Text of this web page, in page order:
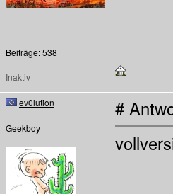
Beiträge: 538
Inaktiv
ev0lution
Geekboy
#